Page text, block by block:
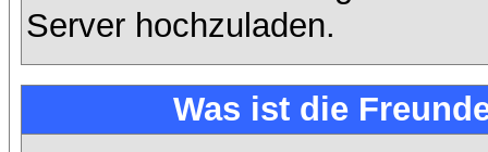
Server hochzuladen.
Was ist die